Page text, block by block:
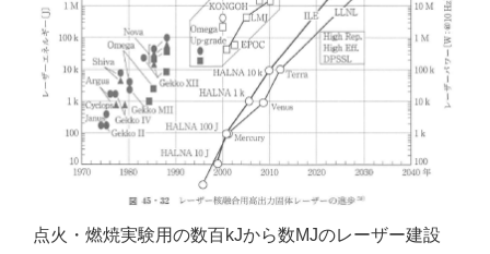
点火・燃焼実験用の数百kJから数MJのレーザー建設